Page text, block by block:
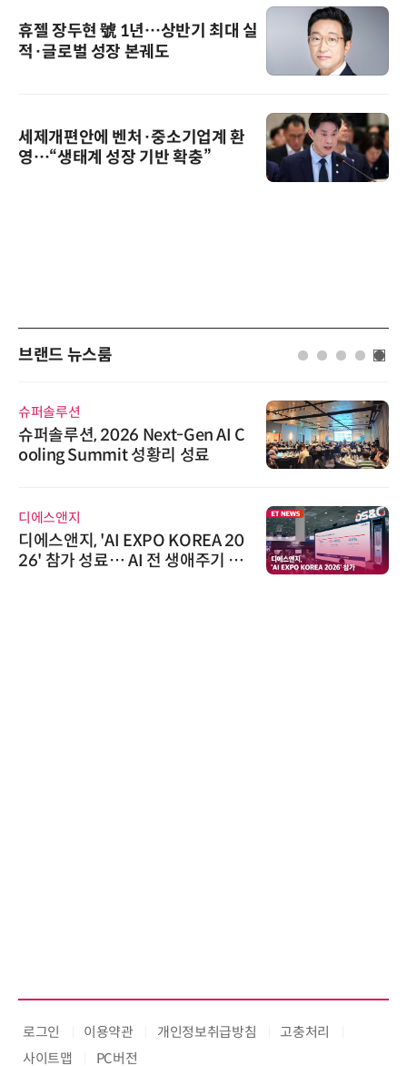
휴젤 장두현 號 1년…상반기 최대 실
적·글로벌 성장 본궤도
세제개편안에 벤처·중소기업계 환
영…“생태계 성장 기반 확충”
브랜드 뉴스룸
슈퍼솔루션
슈퍼솔루션, 2026 Next-Gen AI C
ooling Summit 성황리 성료
디에스앤지
디에스앤지, 'AI EXPO KOREA 20
26' 참가 성료… AI 전 생애주기 아
로그인 이용약관 개인정보취급방침
고충처리
사이트맵
PC버전